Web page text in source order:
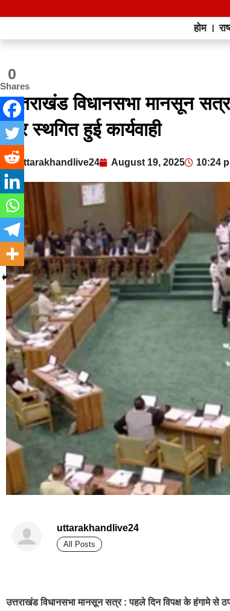
होम
उत्तराखंड विधानसभा मानसून
बार स्थगित हुई कार्यवाही
uttarakhandlive24 August 19, 2025 10:24
uttarakhandlive24
All Posts
उत्तराखंड विधानसभा मानसून सत्र : पहले दिन विपक्ष के हंगामे से
0
Shares